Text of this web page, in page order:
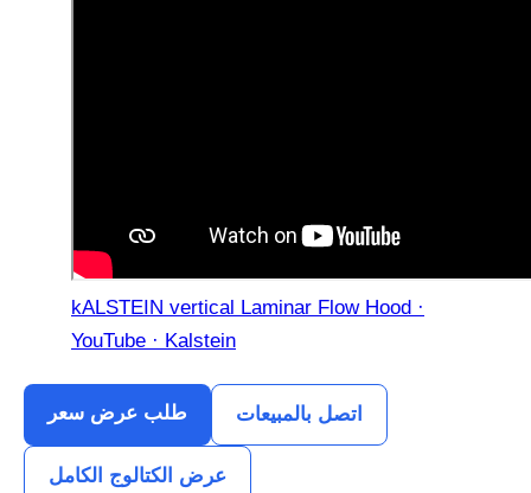
kALSTEIN vertical Laminar Flow Hood ·
YouTube · Kalstein
طلب عرض سعر اتصل بالمبيعات
عرض الكتالوج الكامل